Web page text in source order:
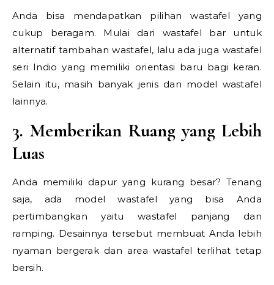
Anda bisa mendapatkan pilihan wastafel yang
cukup beragam. Mulai dari wastafel bar untuk
alternatif tambahan wastafel, lalu ada juga wastafel
seri Indio yang memiliki orientasi baru bagi keran.
Selain itu, masih banyak jenis dan model wastafel
lainnya.
3. Memberikan Ruang yang Lebih
Luas
Anda memiliki dapur yang kurang besar? Tenang
saja, ada model wastafel yang bisa Anda
pertimbangkan yaitu wastafel panjang dan
ramping. Desainnya tersebut membuat Anda lebih
nyaman bergerak dan area wastafel terlihat tetap
bersih.